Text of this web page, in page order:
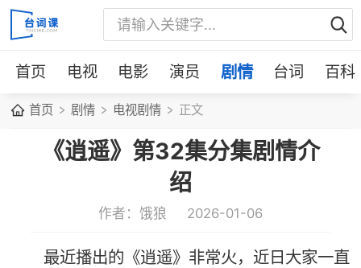
首页 电视 电影 演员 剧情 台词 百科
首页 剧情 电视剧情 正文
《逍遥》第32集分集剧情介
绍
作者：饿狼 2026-01-06
最近播出的《逍遥》非常火，近日大家一直